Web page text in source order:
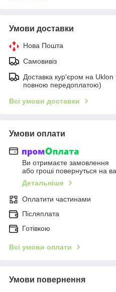
Умови доставки
Нова Пошта
Самовивіз
Доставка кур'єром на Uklon
повною передоплатою)
Всі умови доставки
Умови оплати
Ви отримаєте замовлення
або гроші повернуться на
Детальніше
Оплатити частинами
Післяплата
Готівкою
Всі умови оплати
Умови повернення